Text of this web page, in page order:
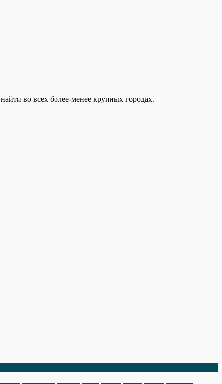
во всех более-менее крупных городах.